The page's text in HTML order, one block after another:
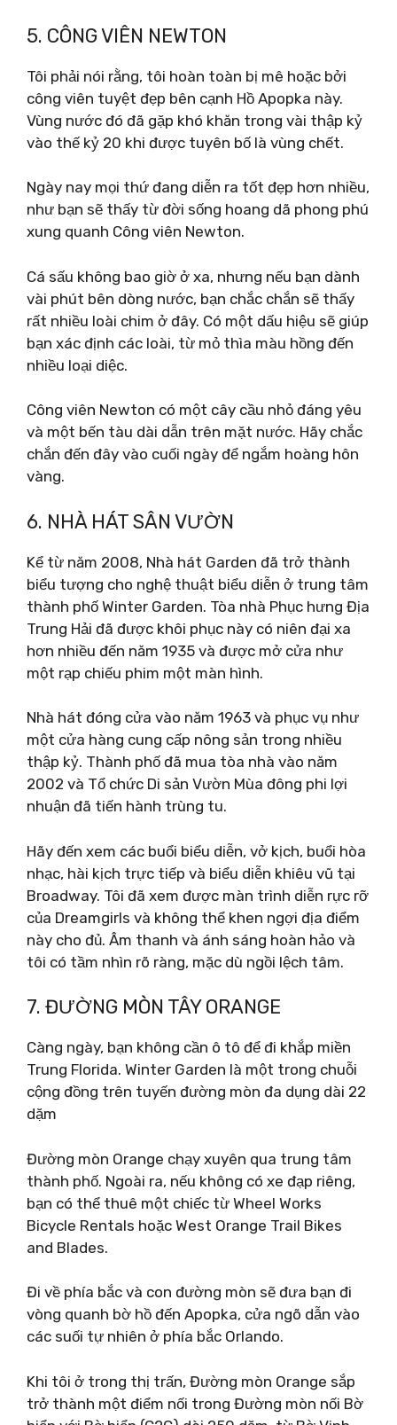
5. CÔNG VIÊN NEWTON
Tôi phải nói rằng, tôi hoàn toàn bị mê hoặc bởi
công viên tuyệt đẹp bên cạnh Hồ Apopka này.
Vùng nước đó đã gặp khó khăn trong vài thập kỷ
vào thế kỷ 20 khi được tuyên bố là vùng chết.
Ngày nay mọi thứ đang diễn ra tốt đẹp hơn nhiều,
như bạn sẽ thấy từ đời sống hoang dã phong phú
xung quanh Công viên Newton.
Cá sấu không bao giờ ở xa, nhưng nếu bạn dành
vài phút bên dòng nước, bạn chắc chắn sẽ thấy
rất nhiều loài chim ở đây. Có một dấu hiệu sẽ giúp
bạn xác định các loài, từ mỏ thìa màu hồng đến
nhiều loại diệc.
Công viên Newton có một cây cầu nhỏ đáng yêu
và một bến tàu dài dẫn trên mặt nước. Hãy chắc
chắn đến đây vào cuối ngày để ngắm hoàng hôn
vàng.
6. NHÀ HÁT SÂN VƯỜN
Kể từ năm 2008, Nhà hát Garden đã trở thành
biểu tượng cho nghệ thuật biểu diễn ở trung tâm
thành phố Winter Garden. Tòa nhà Phục hưng Địa
Trung Hải đã được khôi phục này có niên đại xa
hơn nhiều đến năm 1935 và được mở cửa như
một rạp chiếu phim một màn hình.
Nhà hát đóng cửa vào năm 1963 và phục vụ như
một cửa hàng cung cấp nông sản trong nhiều
thập kỷ. Thành phố đã mua tòa nhà vào năm
2002 và Tổ chức Di sản Vườn Mùa đông phi lợi
nhuận đã tiến hành trùng tu.
Hãy đến xem các buổi biểu diễn, vở kịch, buổi hòa
nhạc, hài kịch trực tiếp và biểu diễn khiêu vũ tại
Broadway. Tôi đã xem được màn trình diễn rực rỡ
của Dreamgirls và không thể khen ngợi địa điểm
này cho đủ. Âm thanh và ánh sáng hoàn hảo và
tôi có tầm nhìn rõ ràng, mặc dù ngồi lệch tâm.
7. ĐƯỜNG MÒN TÂY ORANGE
Càng ngày, bạn không cần ô tô để đi khắp miền
Trung Florida. Winter Garden là một trong chuỗi
cộng đồng trên tuyến đường mòn đa dụng dài 22
dặm
Đường mòn Orange chạy xuyên qua trung tâm
thành phố. Ngoài ra, nếu không có xe đạp riêng,
bạn có thể thuê một chiếc từ Wheel Works
Bicycle Rentals hoặc West Orange Trail Bikes
and Blades.
Đi về phía bắc và con đường mòn sẽ đưa bạn đi
vòng quanh bờ hồ đến Apopka, cửa ngõ dẫn vào
các suối tự nhiên ở phía bắc Orlando.
Khi tôi ở trong thị trấn, Đường mòn Orange sắp
trở thành một điểm nối trong Đường mòn nối Bờ